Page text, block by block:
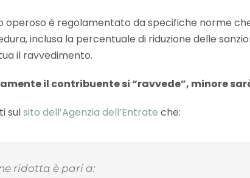
operoso è regolamentato da specifiche norme
inclusa la percentuale di riduzione delle
il ravvedimento.
il contribuente si “ravvede”, minore
sulsito dell’Agenzia dell’Entrate che:
ridotta è pari a: